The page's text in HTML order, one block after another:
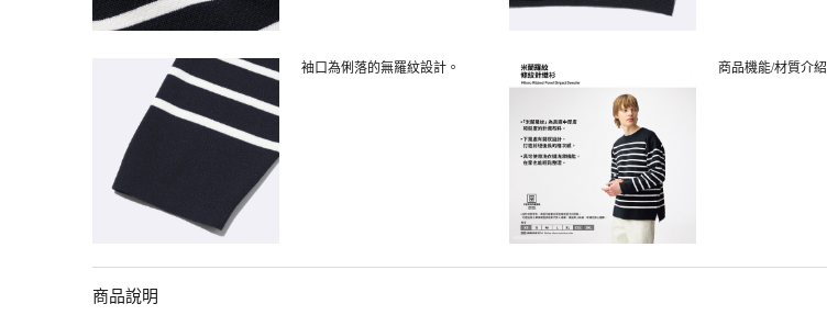
袖口為俐落的無羅紋設計。 商品機能/材質介紹
商品說明